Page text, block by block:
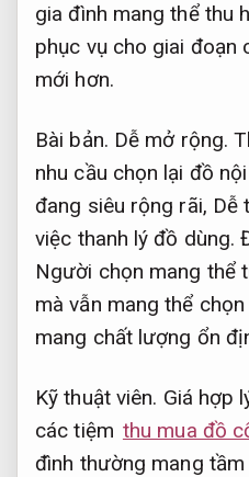
gia đình mang thể thu
phục vụ cho giai đoạn
mới hơn.
Bài bản. Dễ mở rộng.
nhu cầu chọn lại đồ
đang siêu rộng rãi, Dễ
việc thanh lý đồ dùng.
Người chọn mang thể
mà vẫn mang thể
mang chất lượng ổn
Kỹ thuật viên. Giá hợp
các tiệm thu mua đồ
đình thường mang